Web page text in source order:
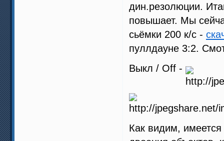
дин.резолюции.
повышает. Мы
сьёмки 200 к/с -
пуллдауне 3:2.
Выкл / Off -
Как видим,